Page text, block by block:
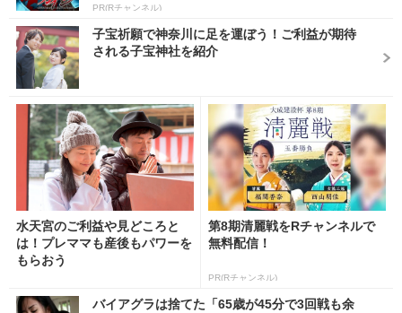
PR(Rチャンネル)
子宝祈願で神奈川に足を運ぼう！ご利益が期待
される子宝神社を紹介
水天宮のご利益や見どころと
は！プレママも産後もパワーを
もらおう
第8期清麗戦をRチャンネルで
無料配信！
PR(Rチャンネル)
バイアグラは捨てた「65歳が45分で3回戦も余